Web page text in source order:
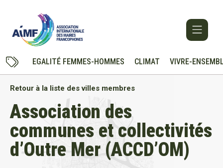
EGALITÉ FEMMES-HOMMES CLIMAT VIVRE-
Retour à la liste des villes membres
Association des
communes et collectivités
d’Outre Mer (ACCD’OM)